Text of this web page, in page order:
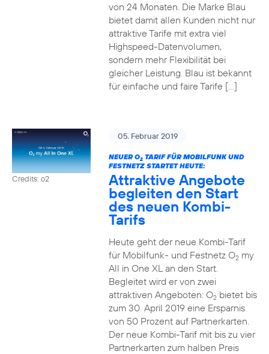
von 24 Monaten. Die Marke Blau
bietet damit allen Kunden nicht nur
attraktive Tarife mit extra viel
Highspeed-Datenvolumen,
sondern mehr Flexibilität bei
gleicher Leistung. Blau ist bekannt
für einfache und faire Tarife […]
Credits: o2
05. Februar 2019
NEUER O2TARIF FÜR MOBILFUNK UND
FESTNETZ STARTET HEUTE:
Attraktive Angebote
begleiten den Start
des neuen Kombi-
Tarifs
Heute geht der neue Kombi-Tarif
für Mobilfunk- und Festnetz O2my
All in One XL an den Start.
Begleitet wird er von zwei
attraktiven Angeboten: O2bietet bis
zum 30. April 2019 eine Ersparnis
von 50 Prozent auf Partnerkarten.
Der neue Kombi-Tarif mit bis zu vier
Partnerkarten zum halben Preis